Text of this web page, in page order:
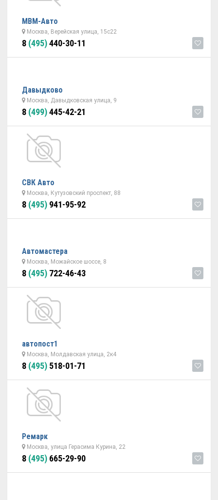
МВМ-Авто
Москва, Верейская улица, 15с22
8 (495)440-30-11
Давыдково
Москва, Давыдковская улица, 9
8 (499)445-42-21
СВК Авто
Москва, Кутузовский проспект, 88
8 (495) 941-95-92
Автомастера
Москва, Можайское шоссе, 8
8 (495) 722-46-43
автопост1
Москва, Молдавская улица, 2к4
8 (495) 518-01-71
Ремарк
Москва, улица Герасима Курина, 22
8 (495) 665-29-90